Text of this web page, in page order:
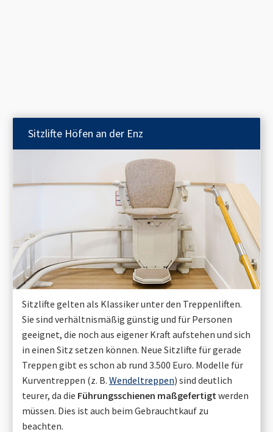
Sitzlifte Höfen an der Enz
Sitzlifte gelten als Klassiker unter den Treppenliften.
Sie sind verhältnismäßig günstig und für Personen
geeignet, die noch aus eigener Kraft aufstehen und sich
in einen Sitz setzen können. Neue Sitzlifte für gerade
Treppen gibt es schon ab rund 3.500 Euro. Modelle für
Kurventreppen (z. B. Wendeltreppen) sind deutlich
teurer, da die Führungsschienen maßgefertigt werden
müssen. Dies ist auch beim Gebrauchtkauf zu
beachten.